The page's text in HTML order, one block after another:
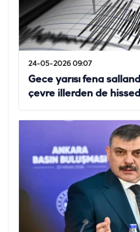
24-05-2026 09:07
Gece yarısı fena
çevre illerden de